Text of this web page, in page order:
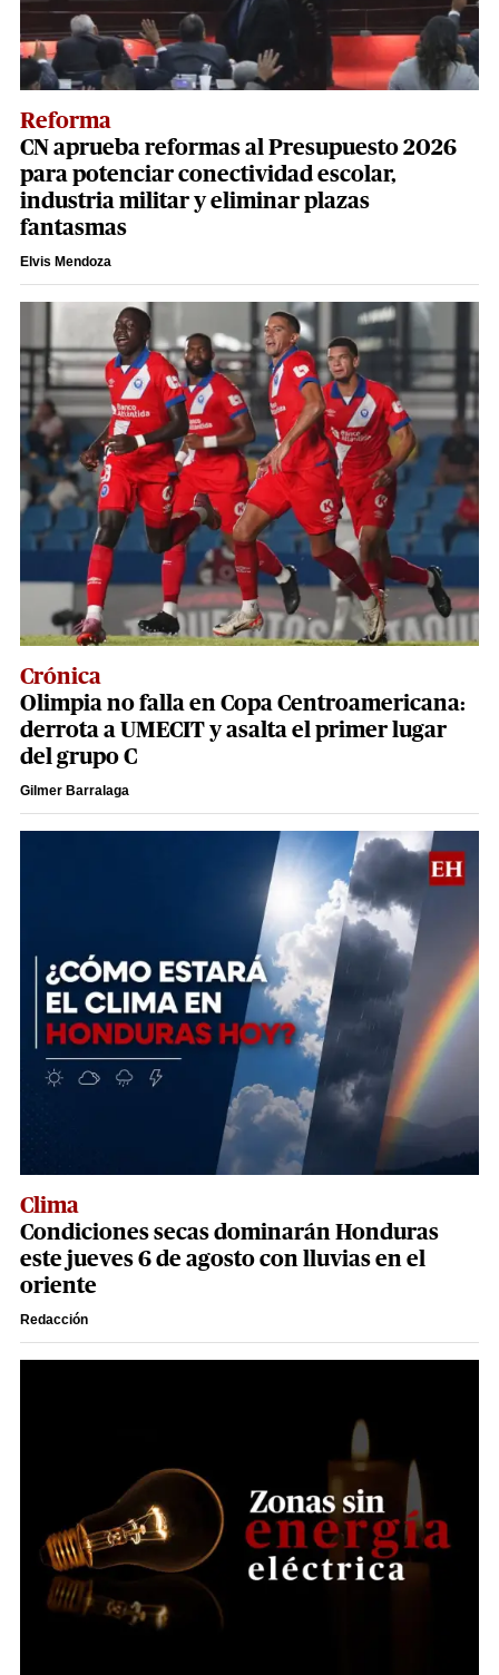
Reforma
CN aprueba reformas al Presupuesto 2026
para potenciar conectividad escolar,
industria militar y eliminar plazas
fantasmas
Elvis Mendoza
Crónica
Olimpia no falla en Copa Centroamericana:
derrota a UMECIT y asalta el primer lugar
del grupo C
Gilmer Barralaga
Clima
Condiciones secas dominarán Honduras
este jueves 6 de agosto con lluvias en el
oriente
Redacción